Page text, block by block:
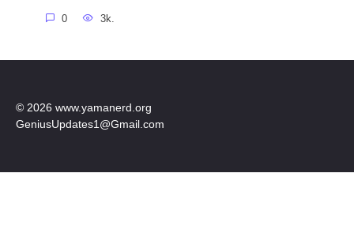
0 3k.
© 2026 www.yamanerd.org
GeniusUpdates1@Gmail.com